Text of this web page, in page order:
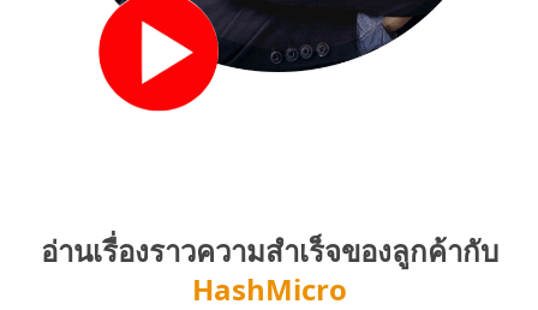
อ่านเรื่องราวความสำเร็จของลูกค้ากับ
HashMicro